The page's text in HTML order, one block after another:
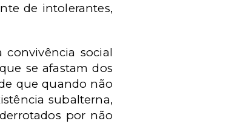
de intolerantes,
social
se afastam dos
que quando não
subalterna,
por não